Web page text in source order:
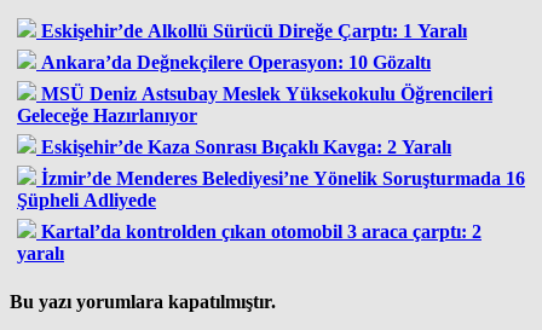
Eskişehir’de Alkollü Sürücü Direğe Çarptı: 1 Yaralı
Ankara’da Değnekçilere Operasyon: 10 Gözaltı
MSÜ Deniz Astsubay Meslek Yüksekokulu Öğrencileri
Geleceğe Hazırlanıyor
Eskişehir’de Kaza Sonrası Bıçaklı Kavga: 2 Yaralı
İzmir’de Menderes Belediyesi’ne Yönelik Soruşturmada 16
Şüpheli Adliyede
Kartal’da kontrolden çıkan otomobil 3 araca çarptı: 2
yaralı
Bu yazı yorumlara kapatılmıştır.